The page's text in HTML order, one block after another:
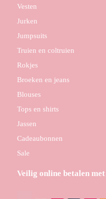
Vesten
Jurken
Jumpsuits
Truien en coltruien
Rokjes
Broeken en jeans
Blouses
Tops en shirts
Jassen
Cadeaubonnen
Sale
Veilig online betalen met